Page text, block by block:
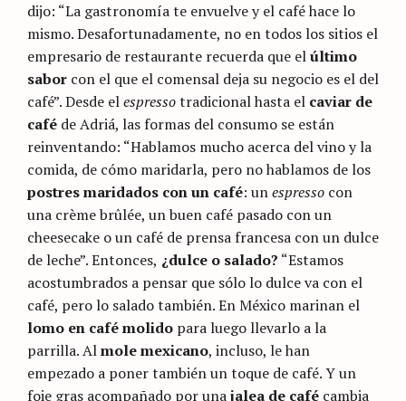
dijo: “La gastronomía te envuelve y el café hace lo
mismo. Desafortunadamente, no en todos los sitios el
empresario de restaurante recuerda que elúltimo
sabor con el que el comensal deja su negocio es el del
café”. Desde elespressotradicional hasta el caviar de
café de Adriá, las formas del consumo se están
reinventando: “Hablamos mucho acerca del vino y la
comida, de cómo maridarla, pero no hablamos de los
postres maridados con un café: unespresso con
una crème brûlée, un buen café pasado con un
cheesecake o un café de prensa francesa con un dulce
de leche”. Entonces, ¿dulce o salado? “Estamos
acostumbrados a pensar que sólo lo dulce va con el
café, pero lo salado también. En México marinan el
lomo en café molido para luego llevarlo a la
parrilla. Almole mexicano, incluso, le han
empezado a poner también un toque de café. Y un
foie gras acompañado por unajalea de café cambia